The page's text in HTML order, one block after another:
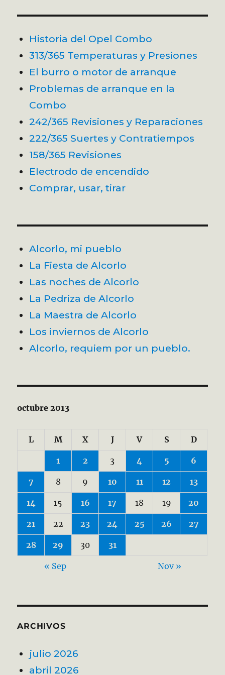
Historia del Opel Combo
313/365 Temperaturas y Presiones
El burro o motor de arranque
Problemas de arranque en la
Combo
242/365 Revisiones y Reparaciones
222/365 Suertes y Contratiempos
158/365 Revisiones
Electrodo de encendido
Comprar, usar, tirar
Alcorlo, mi pueblo
La Fiesta de Alcorlo
Las noches de Alcorlo
La Pedriza de Alcorlo
La Maestra de Alcorlo
Los inviernos de Alcorlo
Alcorlo, requiem por un pueblo.
octubre 2013
L M X J V S D
1 2 3 4 5 6
7 8 9 10 11 12 13
14 15 16 17 18 19 20
21 22 23 24 25 26 27
28 29 30 31
« Sep Nov »
ARCHIVOS
julio 2026
abril 2026